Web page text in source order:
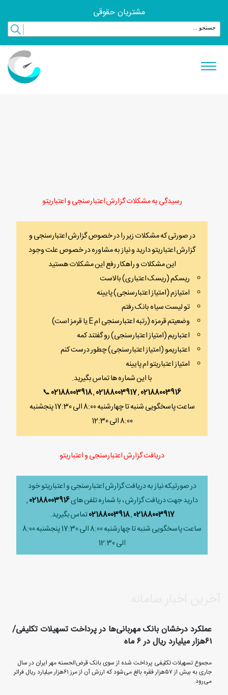
مشتریان حقوقی
رسیدگی به مشکلات گزارش اعتبارسنجی و اعتباریتو
در صورتی که مشکلات زیر را در خصوص گزارش اعتبارسنجی و
گزارش اعتباریتو دارید و نیاز به مشاوره در خصوص علت وجود
این مشکلات و راهکار رفع این مشکلات هستید
ریسکم (ریسک اعتباری) بالاست
امتیازم (امتیاز اعتبارسنجی) پایینه
تو لیست سیاه بانک رفتم
وضعیتم قرمزه (رتبه اعتبارسنجی ام E یا قرمز است)
اعتباریم (امتیاز اعتبارسنجی) رو گفتند کمه
اعتباریمو (امتیاز اعتبارسنجی) چطور درست کنم
امتیاز اعتباریتو ام پایینه
با این شماره ها تماس بگیرید.
02188003916
,
02188003917
,
02188003918
📞
ساعت پاسخگویی شنبه تا چهارشنبه 8:00 الی 17:30 پنجشنبه
8:00 الی 12:30
دریافت گزارش اعتبارسنجی و اعتباریتو
در صورتیکه نیاز به دریافت گزارش اعتبارسنجی و اعتباریتو خود
دارید جهت دریافت گزارش ، با شماره تلفن های02188003916
,
02188003917
,
02188003918تماس بگیرید.
ساعت پاسخگویی شنبه تا چهارشنبه 8:00 الی 17:30 پنجشنبه 8:00
الی 12:30
عملکرد درخشان بانک مهربانی‌ها در پرداخت تسهیلات تکلیفی/
۶۱هزار میلیارد ریال در ۶ ماه
مجموع تسهیلات تکلیفی پرداخت شده از سوی بانک قرض‌الحسنه مهر ایران در سال
جاری به بیش از ۵۷هزار فقره بالغ می‌شود که ارزش آن از مرز ۶۱هزار میلیارد ریال فراتر
می‌رود.